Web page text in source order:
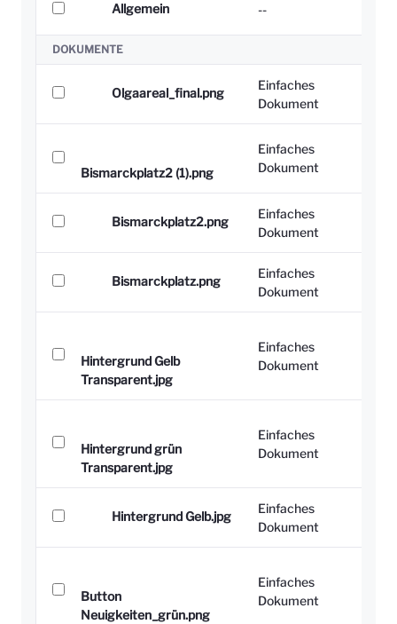
Allgemein --
DOKUMENTE
Olgaareal_final.png
Einfaches
Dokument
Bismarckplatz2 (1).png
Einfaches
Dokument
Bismarckplatz2.png
Einfaches
Dokument
Bismarckplatz.png
Einfaches
Dokument
Hintergrund Gelb
Transparent.jpg
Einfaches
Dokument
Hintergrund grün
Transparent.jpg
Einfaches
Dokument
Hintergrund Gelb.jpg
Einfaches
Dokument
Button
Neuigkeiten_grün.png
Einfaches
Dokument